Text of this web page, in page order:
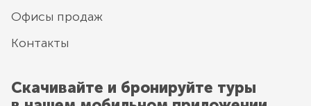
Офисы продаж
Контакты
Скачивайте и бронируйте туры